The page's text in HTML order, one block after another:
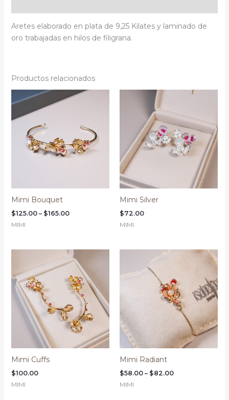
Aretes elaborado en plata de 9,25 Kilates y laminado de
oro trabajadas en hilos de filigrana.
Productos relacionados
Mimi Bouquet
$125.00 – $165.00Price
MIMI
Mimi Silver
$72.00
MIMI
Mimi Cuffs
$100.00
MIMI
Mimi Radiant
$58.00 – $82.00Price
MIMI